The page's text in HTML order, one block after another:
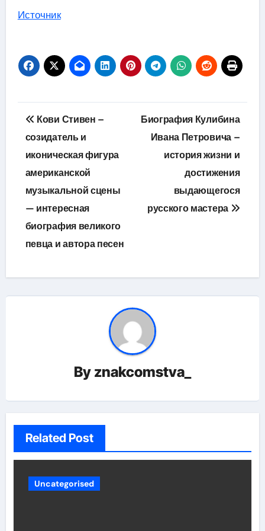
Источник
Навигация
по
записям
Кови Стивен –
созидатель и
иконическая фигура
американской
музыкальной сцены
— интересная
биография великого
певца и автора песен
Биография Кулибина
Ивана Петровича –
история жизни и
достижения
выдающегося
русского мастера
By znakcomstva_
Related Post
Uncategorised